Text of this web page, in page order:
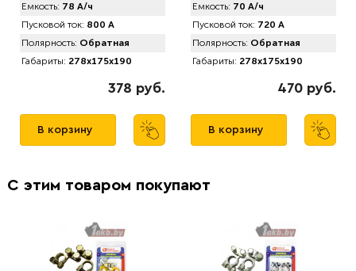
Емкость: 78 А/ч
Пусковой ток: 800 А
Полярность: Обратная
Габариты: 278x175x190
378 руб.
В корзину
Емкость: 70 А/ч
Пусковой ток: 720 А
Полярность: Обратная
Габариты: 278x175x190
470 руб.
В корзину
С этим товаром покупают